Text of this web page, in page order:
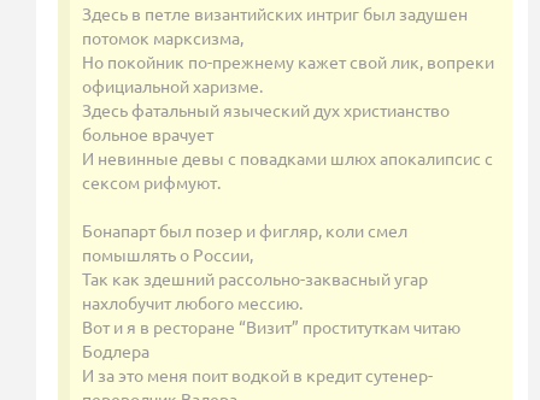
Здесь в петле византийских интриг был задушен
потомок марксизма,
Но покойник по-прежнему кажет свой лик, вопреки
официальной харизме.
Здесь фатальный языческий дух христианство
больное врачует
И невинные девы с повадками шлюх апокалипсис с
сексом рифмуют.
Бонапарт был позер и фигляр, коли смел
помышлять о России,
Так как здешний рассольно-заквасный угар
нахлобучит любого мессию.
Вот и я в ресторане “Визит” проституткам читаю
Бодлера
И за это меня поит водкой в кредит сутенер-